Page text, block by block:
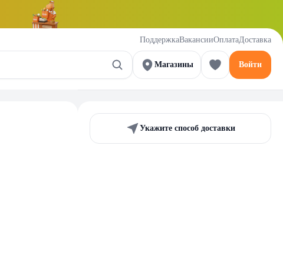
ПоддержкаВакансииОплатаДоставка
Магазины Войти
Укажите способ доставки